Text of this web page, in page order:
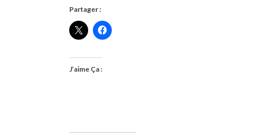
Partager :
J’aime Ça :